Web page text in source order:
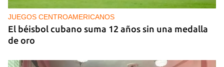
cancilleres para "tomar medidas" contra las
decisiones de Ortega
JUEGOS CENTROAMERICANOS
El béisbol cubano suma 12 años sin una medalla
de oro